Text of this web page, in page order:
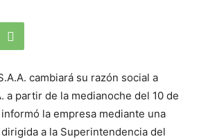
cambiará su razón social a
a partir de la medianoche del 10 de
la empresa mediante una
a la Superintendencia del